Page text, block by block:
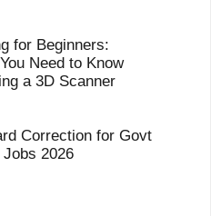
for Beginners:
Need to Know
a 3D Scanner
Correction for Govt
2026